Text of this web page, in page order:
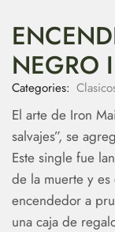
NEGRO
Categories:
El arte de Iron
salvajes”, se
Este single fue
de la muerte y
encendedor a
una caja de